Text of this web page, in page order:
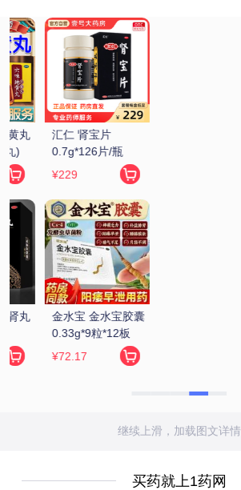
继续上滑，加载图文详情
买药就上1药网